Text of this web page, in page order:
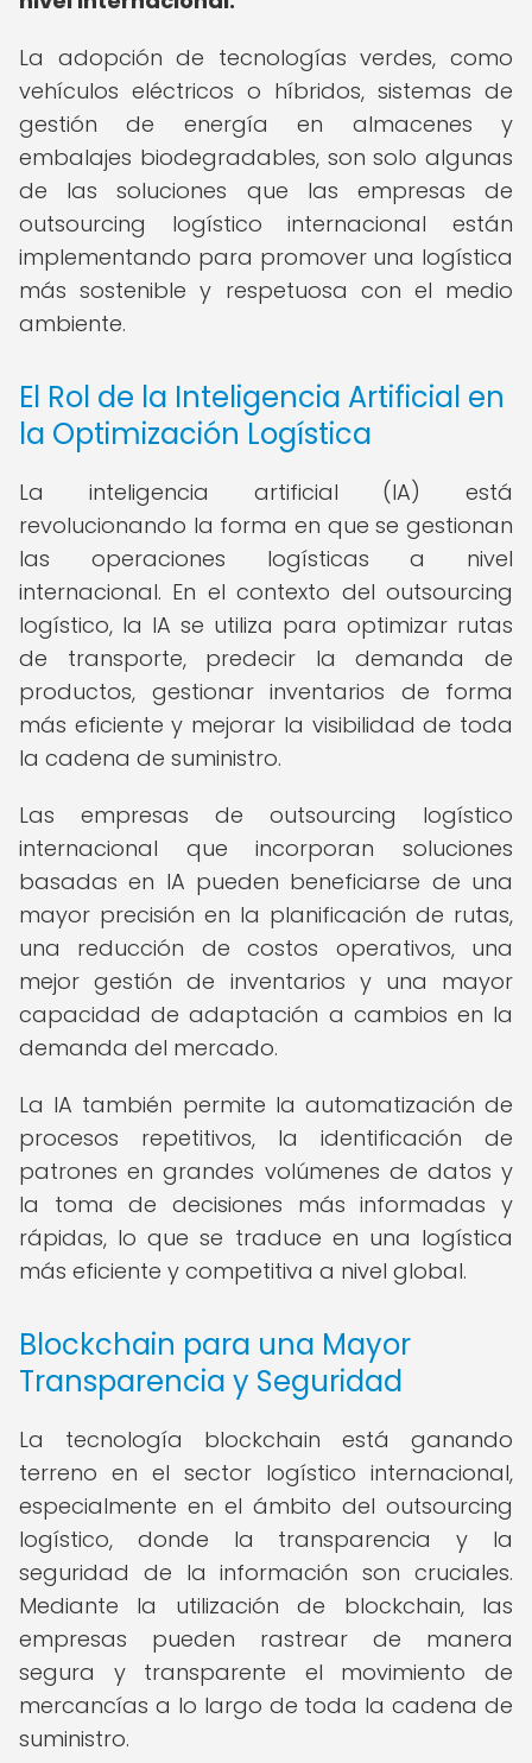
La adopción de tecnologías verdes, como
vehículos eléctricos o híbridos, sistemas de
gestión de energía en almacenes y
embalajes biodegradables, son solo algunas
de las soluciones que las empresas de
outsourcing logístico internacional están
implementando para promover una logística
más sostenible y respetuosa con el medio
ambiente.
El Rol de la Inteligencia Artificial en
la Optimización Logística
La inteligencia artificial (IA) está
revolucionando la forma en que se gestionan
las operaciones logísticas a nivel
internacional. En el contexto del outsourcing
logístico, la IA se utiliza para optimizar rutas
de transporte, predecir la demanda de
productos, gestionar inventarios de forma
más eficiente y mejorar la visibilidad de toda
la cadena de suministro.
Las empresas de outsourcing logístico
internacional que incorporan soluciones
basadas en IA pueden beneficiarse de una
mayor precisión en la planificación de rutas,
una reducción de costos operativos, una
mejor gestión de inventarios y una mayor
capacidad de adaptación a cambios en la
demanda del mercado.
La IA también permite la automatización de
procesos repetitivos, la identificación de
patrones en grandes volúmenes de datos y
la toma de decisiones más informadas y
rápidas, lo que se traduce en una logística
más eficiente y competitiva a nivel global.
Blockchain para una Mayor
Transparencia y Seguridad
La tecnología blockchain está ganando
terreno en el sector logístico internacional,
especialmente en el ámbito del outsourcing
logístico, donde la transparencia y la
seguridad de la información son cruciales.
Mediante la utilización de blockchain, las
empresas pueden rastrear de manera
segura y transparente el movimiento de
mercancías a lo largo de toda la cadena de
suministro.